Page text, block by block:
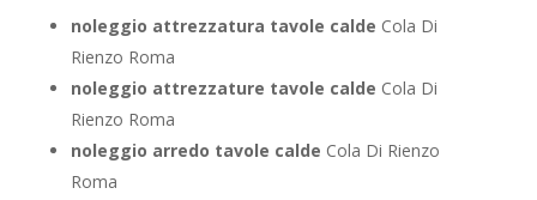
noleggio attrezzatura tavole calde Cola Di
Rienzo Roma
noleggio attrezzature tavole calde Cola Di
Rienzo Roma
noleggio arredo tavole calde Cola Di Rienzo
Roma